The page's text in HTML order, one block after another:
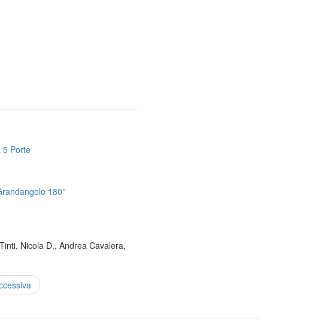
5 Porte
180°
Nicola D., Andrea Cavalera,